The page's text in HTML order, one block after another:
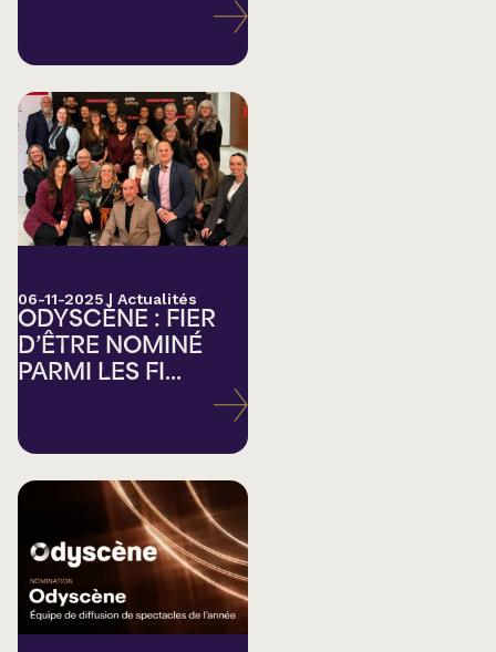
06-11-2025 | Actualités
ODYSCÈNE : FIER
D’ÊTRE NOMINÉ
PARMI LES FI...